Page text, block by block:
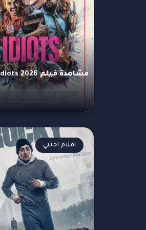
مشاهدة فيلم Idiots 2026 مترجم
افلام اجنبي